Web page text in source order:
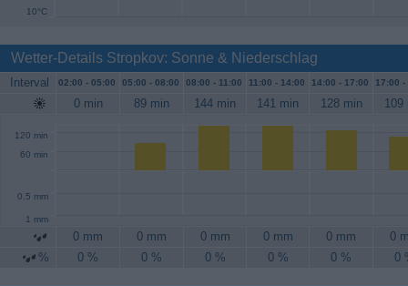
10°C
Wetter-Details Stropkov: Sonne & Niederschlag
Interval 02:00 - 05:00 05:00 - 08:00 08:00 - 11:00 11:00 - 14:00 14:00 - 17:00 17:00 -
0 min 89 min 144 min 141 min 128 min 109
60 min
120 min
0.5 mm
1 mm
0 mm 0 mm 0 mm 0 mm 0 mm
0
%
0 % 0 % 0 % 0 % 0 % 0